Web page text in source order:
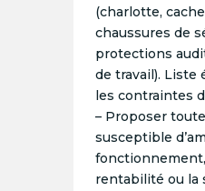
(charlotte,
chaussures de
protections
de travail). Liste
les contraintes
– Proposer
susceptible
rentabilité ou la